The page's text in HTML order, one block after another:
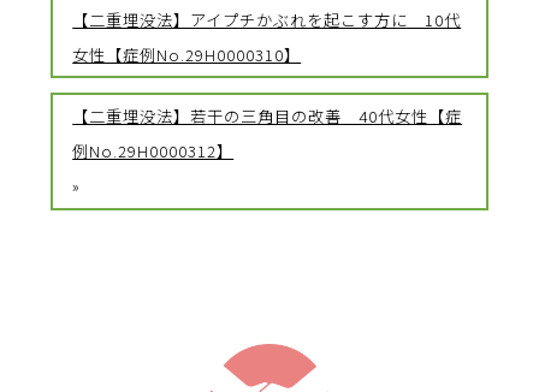
【二重埋没法】アイプチかぶれを起こす方に 10代
女性【症例No.29H0000310】
【二重埋没法】若干の三角目の改善 40代女性【症
例No.29H0000312】
»